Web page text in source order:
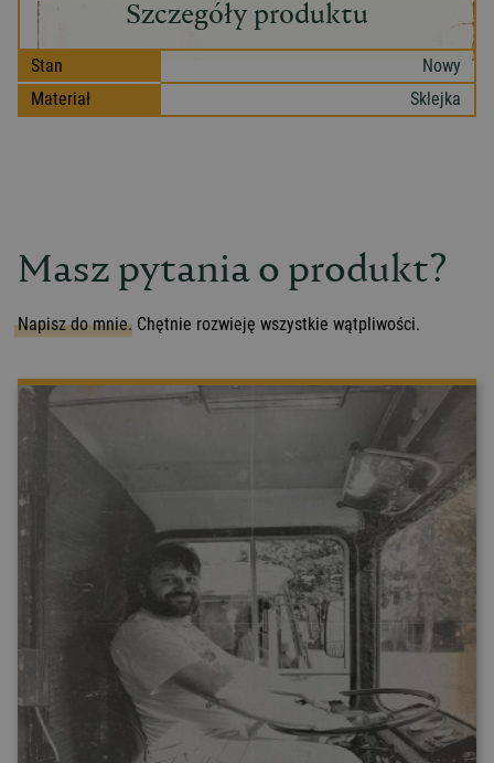
Szczegóły produktu
Stan
Nowy
Materiał
Sklejka
Masz pytania o produkt?
Napisz do mnie. Chętnie rozwieję wszystkie wątpliwości.